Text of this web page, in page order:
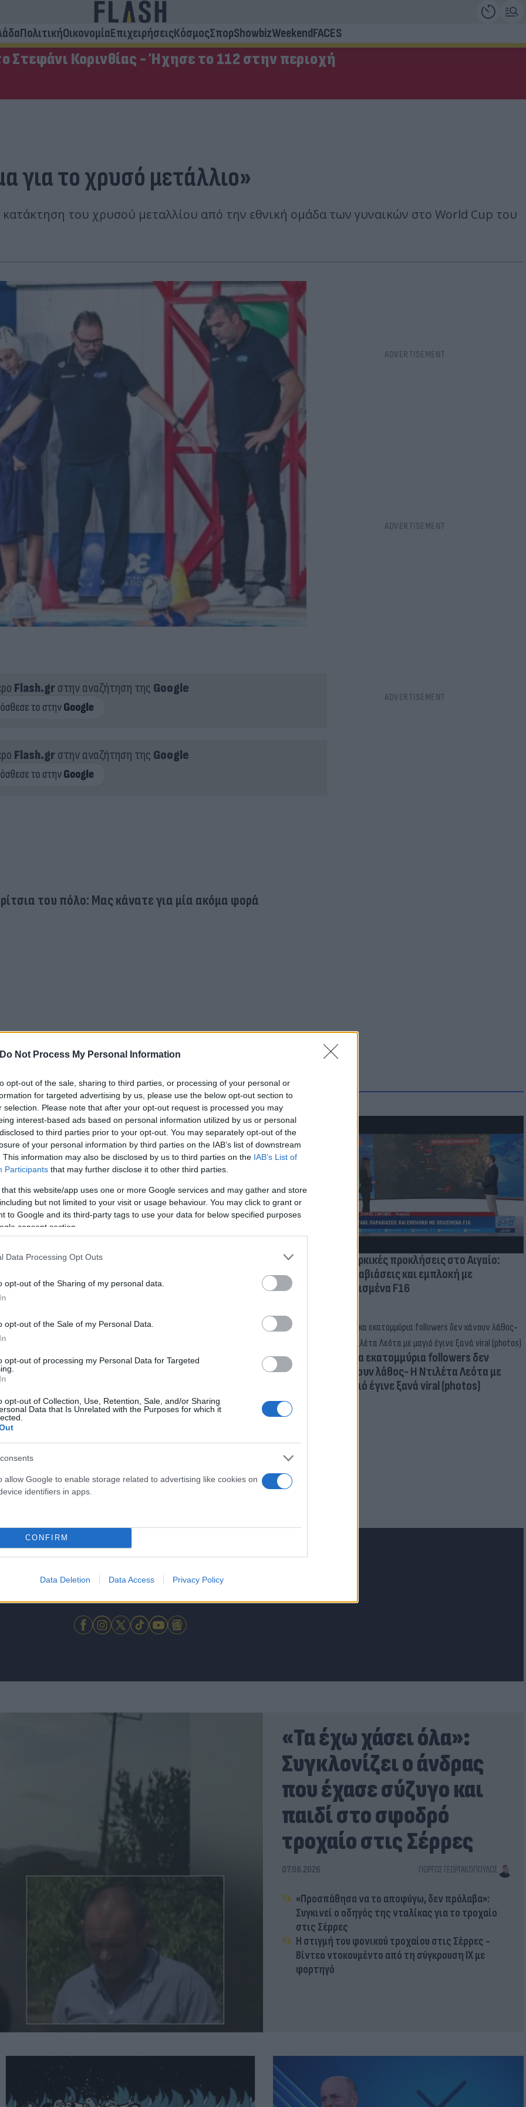
Do Not Process My Personal Information
opt-out of the sale, sharing to third parties, or processing of your personal or
for targeted advertising by us, please use the below opt-out section to
selection. Please note that after your opt-out request is processed you may
interest-based ads based on personal information utilized by us or personal
to third parties prior to your opt-out. You may separately opt-out of the
of your personal information by third parties on the IAB’s list of downstream
This information may also be disclosed by us to third parties on the IAB’s List of
Participants that may further disclose it to other third parties.
that this website/app uses one or more Google services and may gather and store
but not limited to your visit or usage behaviour. You may click to grant or
to Google and its third-party tags to use your data for below specified purposes
consent section.
Data Processing Opt Outs
opt-out of the Sharing of my personal data.
opt-out of the Sale of my Personal Data.
opt-out of processing my Personal Data for Targeted
opt-out of Collection, Use, Retention, Sale, and/or Sharing
Data that Is Unrelated with the Purposes for which it
allow Google to enable storage related to advertising like cookies on
identifiers in apps.
CONFIRM
Data Deletion Data Access Privacy Policy
ΠολιτικήΟικονομίαΕπιχειρήσειςΚόσμοςΣπορShowbizWeekendFACES
Στεφάνι Κορινθίας - Ήχησε το 112 στην περιοχή
για το χρυσό μετάλλιο»
του χρυσού μεταλλίου από την εθνική ομάδα των γυναικών στο World Cup του
Flash.grστην αναζήτηση της Google
Flash.grστην αναζήτηση της Google
του πόλο: Μας κάνατε για μία ακόμα φορά
στην παρουσίαση του
κόσμου στο γήπεδο
(video)
Και οι μαϊμούδες έχουν κατοικίδια! Οι
επιστήμονες ρίχνουν φως στις
"φιλίες" μεταξύ διαφορετικών ειδών
Τουρκικές προκλήσεις στο Αιγαίο:
Παραβιάσεις και εμπλοκή με
οπλισμένα F16
3,5 φορές
κίνδυνος σοβαρής
Τραγωδία της Marfin: Στην Ελλάδα η
46χρονη που κατηγορείται για
Δέκα εκατομμύρια followers δεν
κάνουν λάθος- Η Ντιλέτα Λεότα με
μαγιό έγινε ξανά viral (photos)
μην μένεις στο σκοτάδι... ακολούθησε το Flash.gr
«Τα έχω χάσει όλα»:
Συγκλονίζει ο άνδρας
που έχασε σύζυγο και
παιδί στο σφοδρό
τροχαίο στις Σέρρες
07.08.2026 ΓΙΏΡΓΟΣ ΓΕΩΡΓΑΚΌΠΟΥΛΟΣ
«Προσπάθησα να το αποφύγω, δεν πρόλαβα»:
Συγκινεί ο οδηγός της νταλίκας για το τροχαίο
στις Σέρρες
Η στιγμή του φονικού τροχαίου στις Σέρρες -
Βίντεο ντοκουμέντο από τη σύγκρουση ΙΧ με
φορτηγό